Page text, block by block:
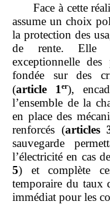
Face à cette
assume un choix
la protection des
de rente. Elle
exceptionnelle
fondée sur des
(article 1 er),
l’ensemble de la
en place des
renforcés (articles
sauvegarde
l’électricité en cas
5) et complète
temporaire du taux
immédiat pour les